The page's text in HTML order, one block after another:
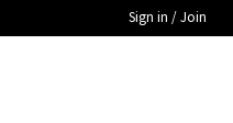
Sign in / Join